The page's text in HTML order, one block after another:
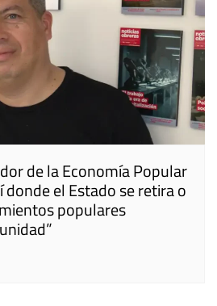
de la Economía Popular
donde el Estado se retira o
populares